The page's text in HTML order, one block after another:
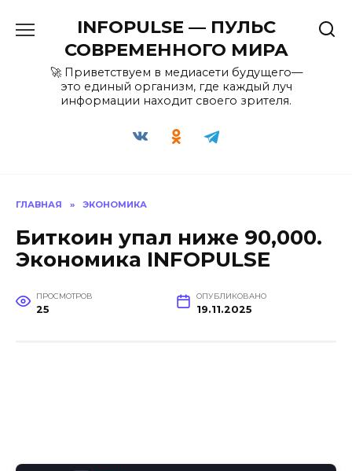
содержанию
INFOPULSE — ПУЛЬС
СОВРЕМЕННОГО МИРА
🚀 Приветствуем в медиасети будущего—
это единый организм, где каждый луч
информации находит своего зрителя.
ГЛАВНАЯ » ЭКОНОМИКА
Биткоин упал ниже 90,000.
Экономика INFOPULSE
ПРОСМОТРОВ
25
ОПУБЛИКОВАНО
19.11.2025